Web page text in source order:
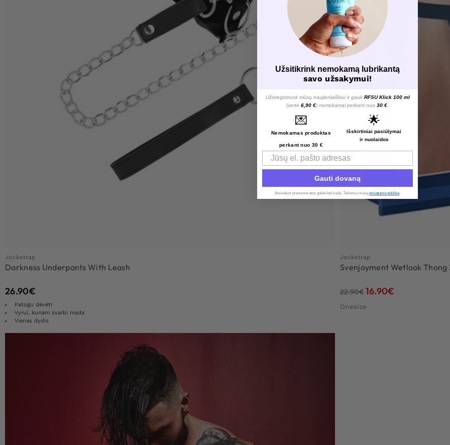
Jockstrap
Darkness Underpants With Leash
26.90€
Patogu dėvėti
Vyrui, kuriam svarbi mada
Vienas dydis
Jockstrap
Svenjoyment Wetlook Thong
22.90€16.90€
Onesize
Užsitikrink nemokamą lubrikantą
savo užsakymui!
Užsiregistruok mūsų naujienlaiškiui ir gauk RFSU Klick 100 ml
(vertė 6,90 €) nemokamai perkant nuo 30 €
💌
Nemokamas produktas
perkant nuo 30 €
🌟
Išskirtiniai pasiūlymai
ir nuolaidos
Email
Gauti dovaną
Atsisakyti prenumeratos galite bet kada. Taikoma mūsų privatumo politika.​